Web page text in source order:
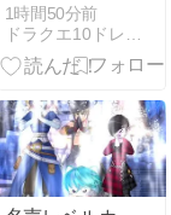
ト」＆「ジェ
ラートピケプ
リズム」で
ャン』
1時間50分前
ドラクエ10ドレスアップちゅ